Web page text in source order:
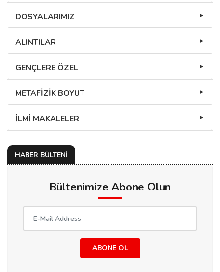
DOSYALARIMIZ
ALINTILAR
GENÇLERE ÖZEL
METAFİZİK BOYUT
İLMİ MAKALELER
HABER BÜLTENİ
Bültenimize Abone Olun
ABONE OL